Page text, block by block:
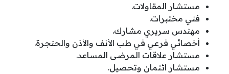
مستشار المقاولات.
فني مختبرات.
مهندس سريري مشارك.
أخصائي فرعي في طب الأنف والأذن والحنجرة.
مستشار علاقات المرضى المساعد.
مستشار ائتمان وتحصيل.